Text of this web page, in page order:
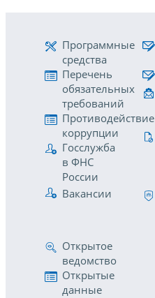
Программные
средства
Перечень
обязательных
требований
Противодействие
коррупции
Госслужба
в ФНС
России
Вакансии
Открытое
ведомство
Открытые
данные